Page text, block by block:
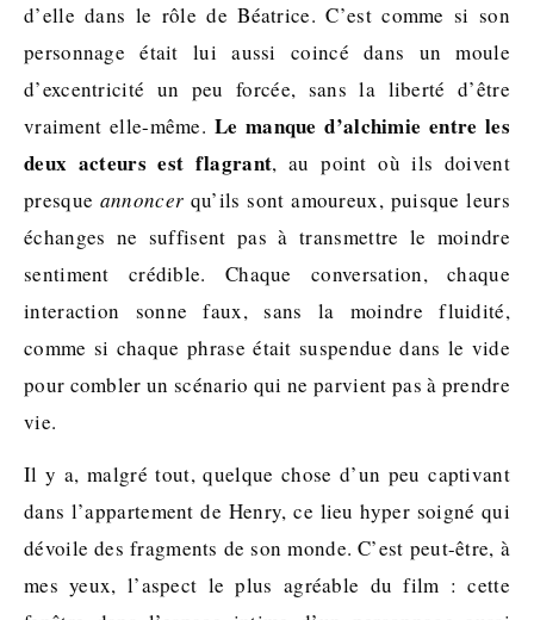
d’elle dans le rôle de Béatrice. C’est comme si son
personnage était lui aussi coincé dans un moule
d’excentricité un peu forcée, sans la liberté d’être
vraiment elle-même. Le manque d’alchimie entre les
deux acteurs est flagrant, au point où ils doivent
presque annoncer qu’ils sont amoureux, puisque leurs
échanges ne suffisent pas à transmettre le moindre
sentiment crédible. Chaque conversation, chaque
interaction sonne faux, sans la moindre fluidité,
comme si chaque phrase était suspendue dans le vide
pour combler un scénario qui ne parvient pas à prendre
vie.
Il y a, malgré tout, quelque chose d’un peu captivant
dans l’appartement de Henry, ce lieu hyper soigné qui
dévoile des fragments de son monde. C’est peut-être, à
mes yeux, l’aspect le plus agréable du film : cette